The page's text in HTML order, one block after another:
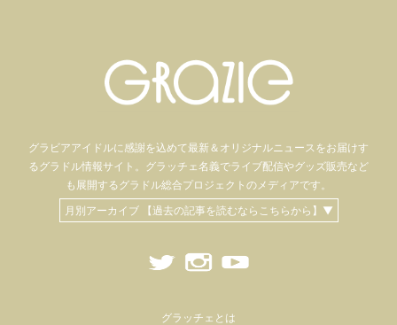
グラビアアイドルに感謝を込めて最新＆オリジナルニュースをお届けす
るグラドル情報サイト。 グラッチェ名義でライブ配信やグッズ販売など
も 展開するグラドル総合プロジェクトのメディアです。
月別アーカイブ 【過去の記事を読むならこちらから】▼
グラッチェとは